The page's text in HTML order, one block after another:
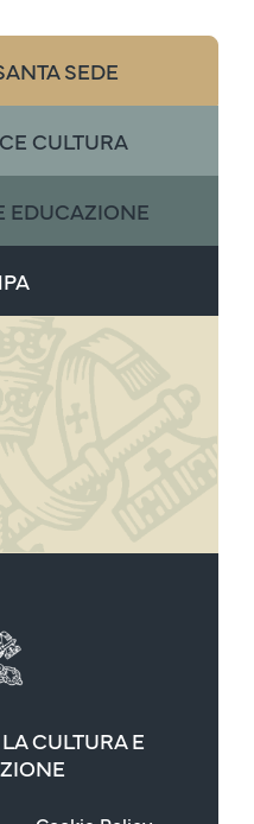
SEDE
CULTURA
EDUCAZIONE
CULTURA E